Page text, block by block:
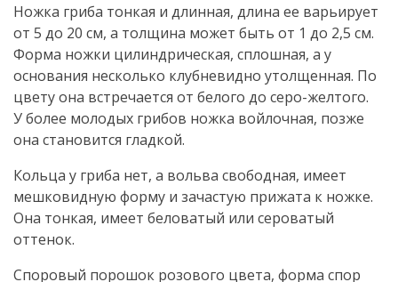
Ножка гриба тонкая и длинная, длина ее варьирует
от 5 до 20 см, а толщина может быть от 1 до 2,5 см.
Форма ножки цилиндрическая, сплошная, а у
основания несколько клубневидно утолщенная. По
цвету она встречается от белого до серо-желтого.
У более молодых грибов ножка войлочная, позже
она становится гладкой.
Кольца у гриба нет, а вольва свободная, имеет
мешковидную форму и зачастую прижата к ножке.
Она тонкая, имеет беловатый или сероватый
оттенок.
Споровый порошок розового цвета, форма спор